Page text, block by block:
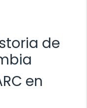
de
en